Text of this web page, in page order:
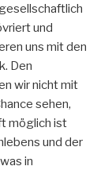
und
uns mit den
Den
wir nicht mit
sehen,
möglich ist
und der
in